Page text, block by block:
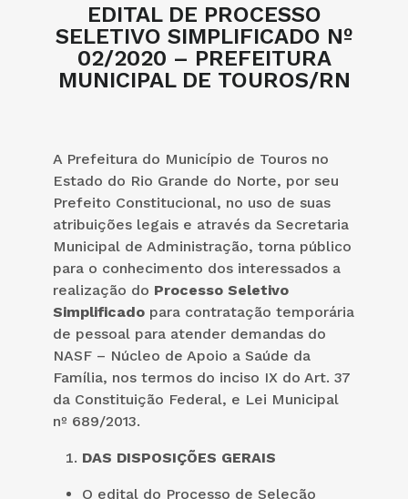
EDITAL DE PROCESSO
SELETIVO SIMPLIFICADO Nº
02/2020 – PREFEITURA
MUNICIPAL DE TOUROS/RN
A Prefeitura do Município de Touros no
Estado do Rio Grande do Norte, por seu
Prefeito Constitucional, no uso de suas
atribuições legais e através da Secretaria
Municipal de Administração, torna público
para o conhecimento dos interessados a
realização do Processo Seletivo
Simplificado para contratação temporária
de pessoal para atender demandas do
NASF – Núcleo de Apoio a Saúde da
Família, nos termos do inciso IX do Art. 37
da Constituição Federal, e Lei Municipal
nº 689/2013.
DAS DISPOSIÇÕES GERAIS
O edital do Processo de Seleção